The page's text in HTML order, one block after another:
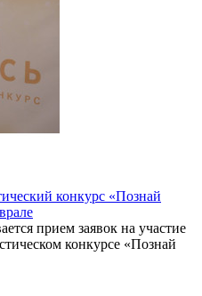
конкурс «Познай
прием заявок на участие
конкурсе «Познай